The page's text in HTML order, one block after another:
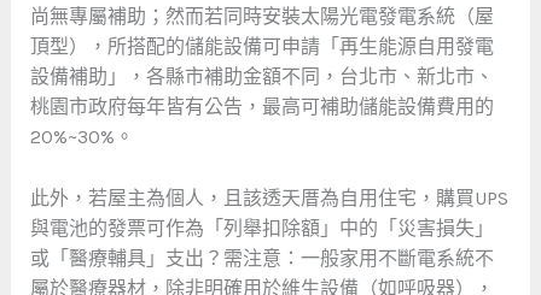
尚無專屬補助；然而若同時安裝太陽光電發電系統（屋
頂型），所搭配的儲能設備可申請「再生能源自用發電
設備補助」，各縣市補助金額不同，台北市、新北市、
桃園市政府每年皆有公告，最高可補助儲能設備費用的
20%~30%。
此外，若屋主為個人，且該透天厝為自用住宅，購買UPS
與電池的發票可作為「列舉扣除額」中的「災害損失」
或「醫療輔具」支出？需注意：一般家用不斷電系統不
屬於醫療器材，除非明確用於維生設備（如呼吸器），